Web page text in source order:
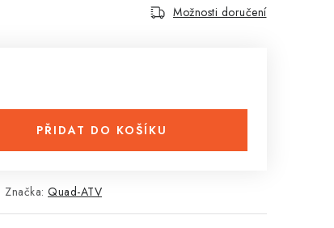
Možnosti doručení
PŘIDAT DO KOŠÍKU
Značka: Quad-ATV